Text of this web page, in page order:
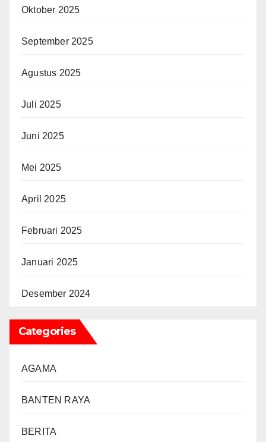
Oktober 2025
September 2025
Agustus 2025
Juli 2025
Juni 2025
Mei 2025
April 2025
Februari 2025
Januari 2025
Desember 2024
Categories
AGAMA
BANTEN RAYA
BERITA